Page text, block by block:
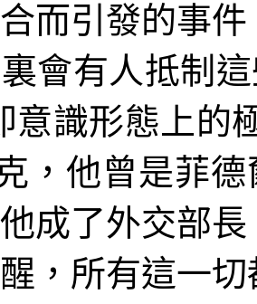
而引發的事件
會有人抵制
意識形態上的
，他曾是菲
成了外交部
，所有這一